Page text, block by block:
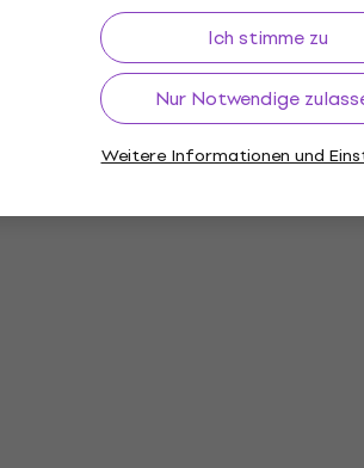
Ich stimme zu
Nur Notwendige
Weitere Informationen und